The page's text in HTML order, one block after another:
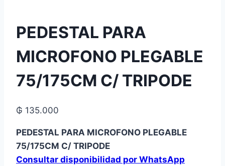
PEDESTAL PARA
MICROFONO PLEGABLE
75/175CM C/ TRIPODE
₲ 135.000
PEDESTAL PARA MICROFONO PLEGABLE
75/175CM C/ TRIPODE
Consultar disponibilidad por WhatsApp